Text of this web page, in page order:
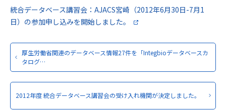
統合データベース講習会：AJACS宮崎（2012年6月30日-7月1
日）の参加申し込みを開始しました。
厚生労働省関連のデータベース情報27件を「Integbioデータベースカ
タログ…
2012年度 統合データベース講習会の受け入れ機関が決定しました。